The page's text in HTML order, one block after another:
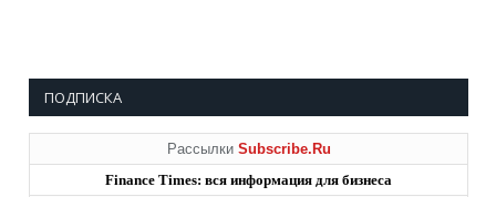
ПОДПИСКА
Рассылки Subscribe.Ru
Finance Times: вся информация для бизнеса